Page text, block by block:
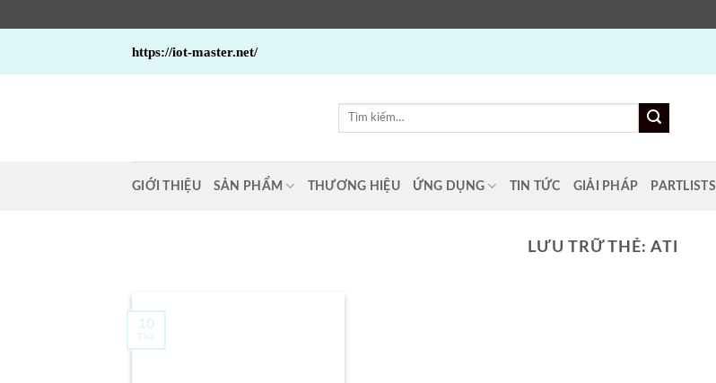
https://iot-master.net/
Tìm
GIỚI THIỆU SẢN PHẨM THƯƠNG HIỆU ỨNG DỤNG TIN TỨC GIẢI PHÁP PARTLISTS
LƯU TRỮ THẺ:ATI
10
Th3